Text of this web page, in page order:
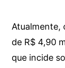
Atualmente,
de R$ 4,90
que incide